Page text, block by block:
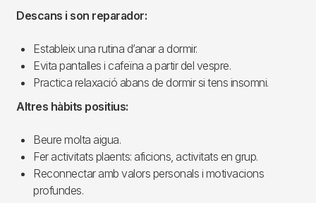
Descans i son reparador:
Estableix una rutina d’anar a dormir.
Evita pantalles i cafeïna a partir del vespre.
Practica relaxació abans de dormir si tens insomni.
Altres hàbits positius:
Beure molta aigua.
Fer activitats plaents: aficions, activitats en grup.
Reconnectar amb valors personals i motivacions
profundes.